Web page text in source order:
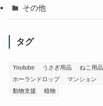
その他
タグ
Youtube うさぎ用品 ねこ用品
ホーランドロップ
マンション
動物支援
植物